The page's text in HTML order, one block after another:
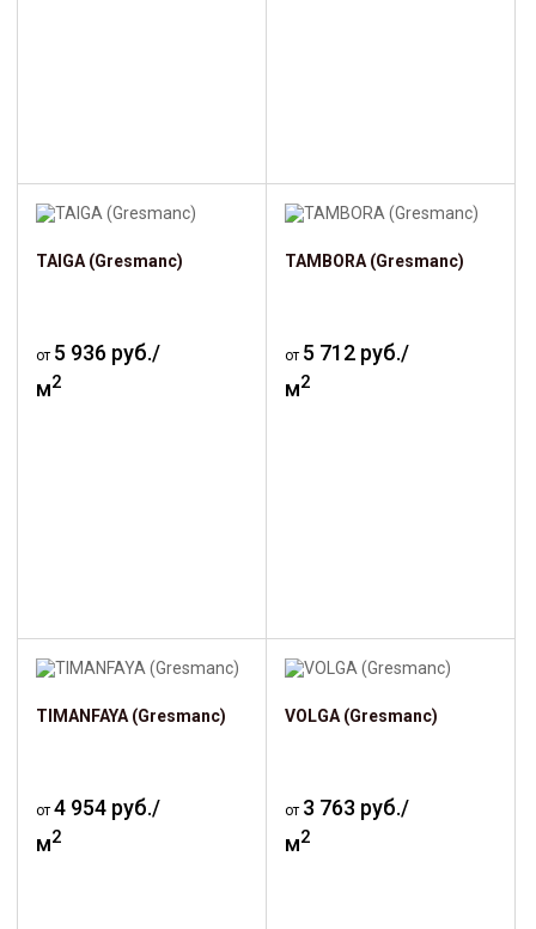
TAIGA (Gresmanc)
от 5 936 руб./
м2
TAMBORA (Gresmanc)
от 5 712 руб./
м2
TIMANFAYA (Gresmanc)
от 4 954 руб./
м2
VOLGA (Gresmanc)
от 3 763 руб./
м2